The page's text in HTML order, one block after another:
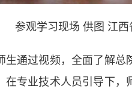
参观学习现场 供图 江
过视频，全面了解总
在专业技术人员引导下